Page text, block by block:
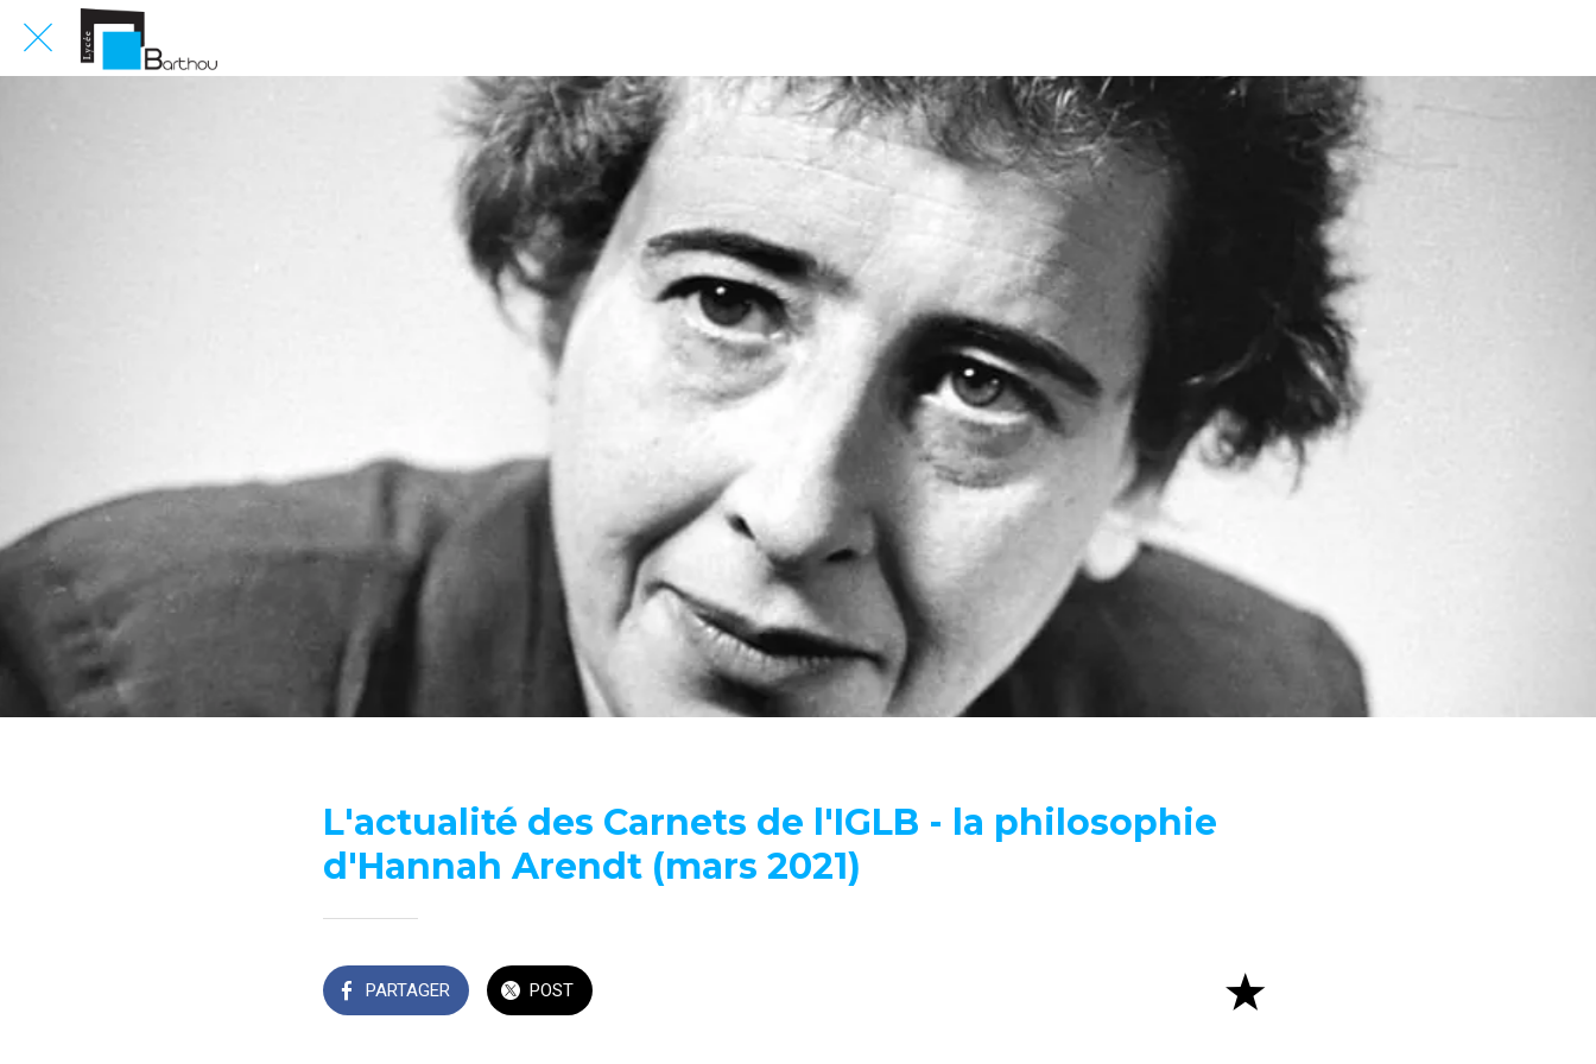
L'actualité des Carnets de l'IGLB - la philosophie
d'Hannah Arendt (mars 2021)
PARTAGER POST